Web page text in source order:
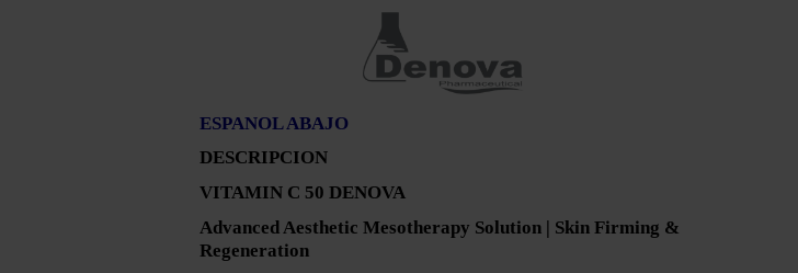
ESPANOL ABAJO
DESCRIPCION
VITAMIN C 50 DENOVA
Advanced Aesthetic Mesotherapy Solution | Skin Firming &
Regeneration